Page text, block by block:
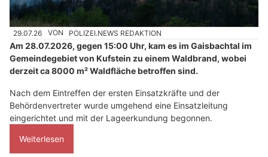
29.07.26 VON POLIZEI.NEWS REDAKTION
Am 28.07.2026, gegen 15:00 Uhr, kam es im Gaisbachtal im
Gemeindegebiet von Kufstein zu einem Waldbrand, wobei
derzeit ca 8000 m² Waldfläche betroffen sind.
Nach dem Eintreffen der ersten Einsatzkräfte und der
Behördenvertreter wurde umgehend eine Einsatzleitung
eingerichtet und mit der Lageerkundung begonnen.
Weiterlesen